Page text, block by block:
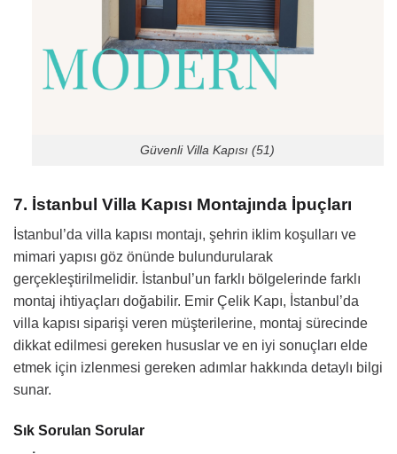
Güvenli Villa Kapısı (51)
7. İstanbul Villa Kapısı Montajında İpuçları
İstanbul’da villa kapısı montajı, şehrin iklim koşulları ve
mimari yapısı göz önünde bulundurularak
gerçekleştirilmelidir. İstanbul’un farklı bölgelerinde farklı
montaj ihtiyaçları doğabilir. Emir Çelik Kapı, İstanbul’da
villa kapısı siparişi veren müşterilerine, montaj sürecinde
dikkat edilmesi gereken hususlar ve en iyi sonuçları elde
etmek için izlenmesi gereken adımlar hakkında detaylı bilgi
sunar.
Sık Sorulan Sorular